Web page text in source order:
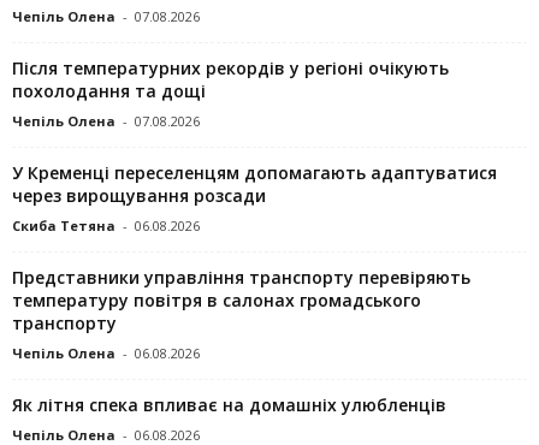
Чепіль Олена - 07.08.2026
Після температурних рекордів у регіоні очікують
похолодання та дощі
Чепіль Олена - 07.08.2026
У Кременці переселенцям допомагають адаптуватися
через вирощування розсади
Скиба Тетяна - 06.08.2026
Представники управління транспорту перевіряють
температуру повітря в салонах громадського
транспорту
Чепіль Олена - 06.08.2026
Як літня спека впливає на домашніх улюбленців
Чепіль Олена - 06.08.2026